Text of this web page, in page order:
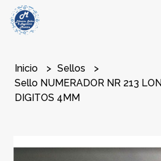
Inicio
Sellos
Sello NUMERADOR NR 213
DIGITOS 4MM